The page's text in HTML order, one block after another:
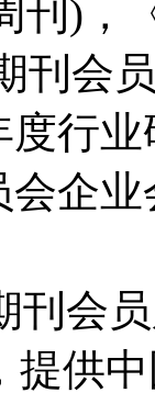
刊)，
会员
行
企
会员
提供